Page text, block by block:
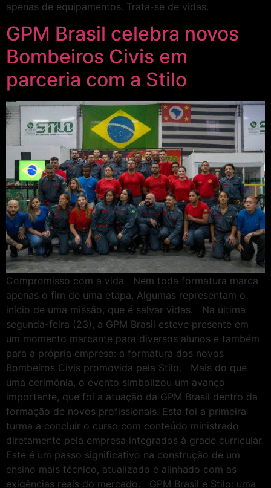
apenas de equipamentos. Trata-se de vidas.
GPM Brasil celebra novos
Bombeiros Civis em
parceria com a Stilo
Compromisso com a vida Nem toda formatura marca
apenas o fim de uma etapa, Algumas representam o
início de uma missão, que é salvar vidas. Na última
segunda-feira (23), a GPM Brasil esteve presente em
um momento marcante para diversos alunos e também
para a própria empresa: a formatura dos novos
Bombeiros Civis promovida pela Stilo. Mais do que
uma cerimônia, o evento simbolizou um avanço
importante, que foi a atuação da GPM Brasil dentro da
formação de novos profissionais. Esta foi a primeira
turma a concluir o curso com conteúdo ministrado
diretamente pela empresa integrados à grade curricular.
Este é um passo significativo na construção de um
ensino mais técnico, atualizado e alinhado com as
exigências reais do mercado. GPM Brasil e Stilo: uma